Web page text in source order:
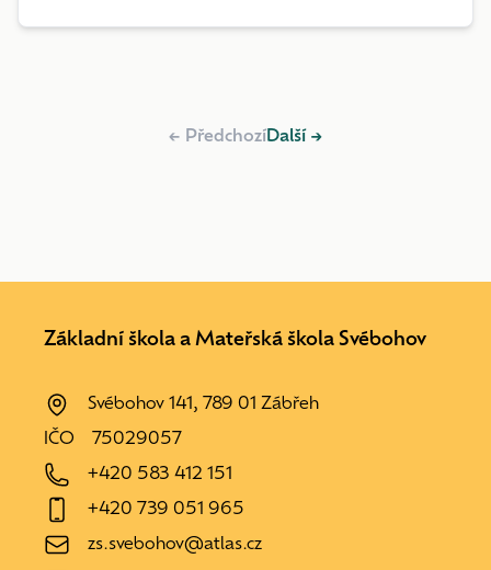
← PředchozíDalší →
Základní škola a Mateřská škola Svébohov
Svébohov 141, 789 01 Zábřeh
IČO
75029057
+420 583 412 151
+420 739 051 965
zs.svebohov@atlas.cz